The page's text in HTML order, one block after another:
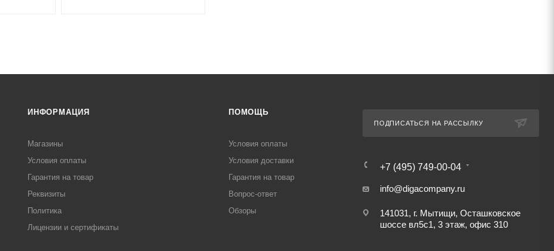
ИНФОРМАЦИЯ
Магазины
Условия оплаты
Гарантия на товар
Реквизиты
Политика
Лицензии и сертификаты
ПОМОЩЬ
Условия оплаты
Условия доставки
Гарантия на товар
Вопрос-ответ
Обзоры
ПОДПИСАТЬСЯ НА РАССЫЛКУ
+7 (495) 749-00-04
info@digacompany.ru
141031, г. Мытищи, Осташковское
шоссе вл5с1, 3 этаж, офис 310